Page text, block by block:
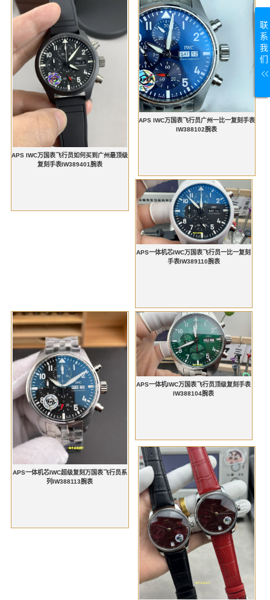
APS IWC万国表飞行员如何买到广州最顶级
复刻手表IW389401腕表
APS IWC万国表飞行员广州一比一复刻手表
IW388102腕表
APS一体机芯IWC万国表飞行员一比一复刻
手表IW389110腕表
APS一体机芯IWC超级复刻万国表飞行员系
列IW388113腕表
APS一体机IWC万国表飞行员顶级复刻手表
IW388104腕表
联
系
我
们